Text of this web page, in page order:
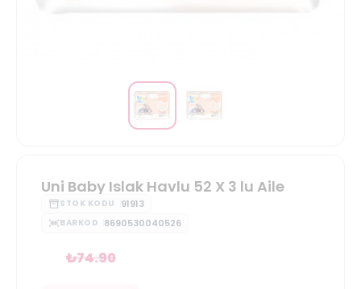
Uni Baby Islak Havlu 52 X 3 lu Aile
STOK KODU 91913
BARKOD 8690530040526
₺74.90